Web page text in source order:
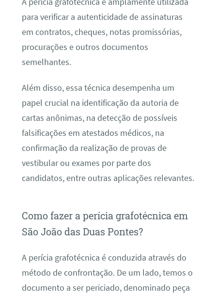
para verificar a autenticidade de assinaturas
em contratos, cheques, notas promissórias,
procurações e outros documentos
semelhantes.
Além disso, essa técnica desempenha um
papel crucial na identificação da autoria de
cartas anônimas, na detecção de possíveis
falsificações em atestados médicos, na
confirmação da realização de provas de
vestibular ou exames por parte dos
candidatos, entre outras aplicações relevantes.
Como fazer a perícia grafotécnica em
São João das Duas Pontes?
A perícia grafotécnica é conduzida através do
método de confrontação. De um lado, temos o
documento a ser periciado, denominado peça